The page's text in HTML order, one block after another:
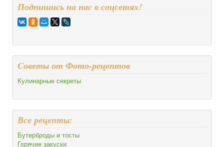
Подпишись на нас в соцсетях!
Cоветы от Фото-рецептов
Кулинарные секреты
Все рецепты:
Бутерброды и тосты
Горячие закуски